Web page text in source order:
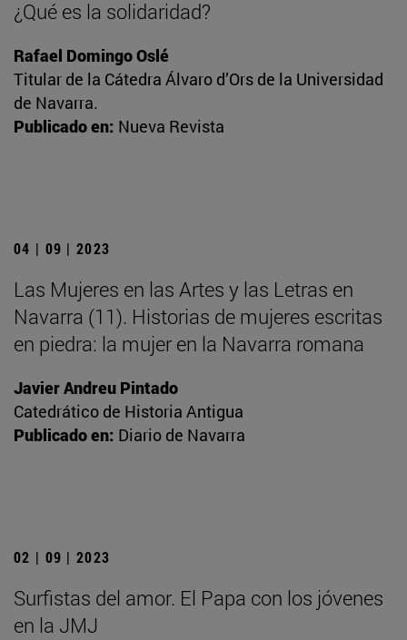
¿Qué es la solidaridad?
Rafael Domingo Oslé
Titular de la Cátedra Álvaro d’Ors de la Universidad
de Navarra.
Publicado en: Nueva Revista
04 | 09 | 2023
Las Mujeres en las Artes y las Letras en
Navarra (11). Historias de mujeres escritas
en piedra: la mujer en la Navarra romana
Javier Andreu Pintado
Catedrático de Historia Antigua
Publicado en: Diario de Navarra
02 | 09 | 2023
Surfistas del amor. El Papa con los jóvenes
en la JMJ